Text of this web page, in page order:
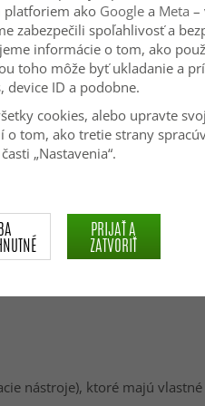
(alebo dlhšie, ak to
kontakt so zákazníckym
nástroje), ktoré majú
platforiem ako Googlea Meta –
zabezpečili spoľahlivosť a
informácie o tom, ako
toho môže byť ukladanie a
device ID a podobne.
cookies, alebo upravte
tom, ako tretie strany
„Nastavenia“.
PRIJAŤ A
ZATVORIŤ